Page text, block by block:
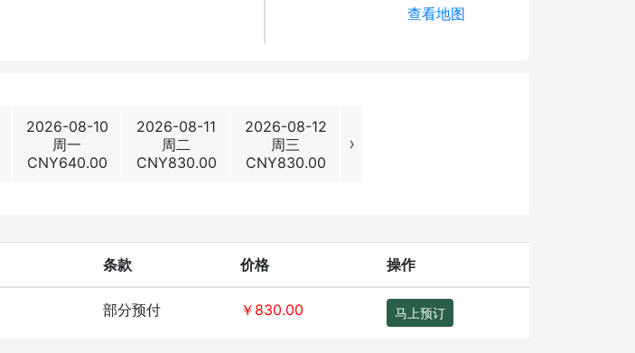
查看地图
2026-08-10
周一
CNY640.00
2026-08-11
周二
CNY830.00
2026-08-12
周三
CNY830.00
›
条款 价格 操作
部分预付 ￥830.00 马上预订